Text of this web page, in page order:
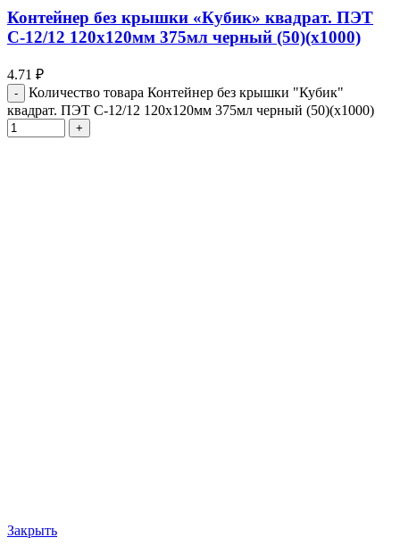
Контейнер без крышки «Кубик» квадрат. ПЭТ
С-12/12 120х120мм 375мл черный (50)(х1000)
4.71 ₽
Количество товара Контейнер без крышки "Кубик"
квадрат. ПЭТ С-12/12 120х120мм 375мл черный (50)(х1000)
Закрыть